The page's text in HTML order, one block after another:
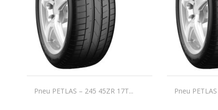
Pneu PETLAS – 245 45ZR 17T... Pneu